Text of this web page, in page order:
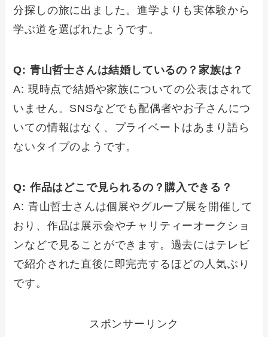
分探しの旅に出ました。進学よりも実体験から
学ぶ道を選ばれたようです。
Q: 青山哲士さんは結婚しているの？家族は？
A: 現時点で結婚や家族についての公表はされて
いません。SNSなどでも配偶者やお子さんにつ
いての情報はなく、プライベートはあまり語ら
ないタイプのようです。
Q: 作品はどこで見られるの？購入できる？
A: 青山哲士さんは個展やグループ展を開催して
おり、作品は展示会やチャリティーオークショ
ンなどで見ることができます。過去にはテレビ
で紹介された直後に即完売するほどの人気ぶり
です。
スポンサーリンク